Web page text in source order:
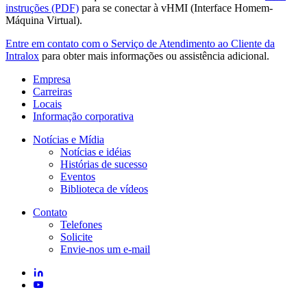
instruções (PDF) para se conectar à vHMI (Interface Homem-
Máquina Virtual).
Entre em contato com o Serviço de Atendimento ao Cliente da
Intralox para obter mais informações ou assistência adicional.
Empresa
Carreiras
Locais
Informação corporativa
Notícias e Mídia
Notícias e idéias
Histórias de sucesso
Eventos
Biblioteca de vídeos
Contato
Telefones
Solicite
Envie-nos um e-mail